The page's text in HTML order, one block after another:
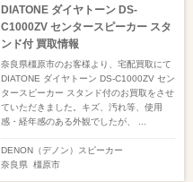
DIATONE ダイヤトーン DS-
C1000ZV センタースピーカー スタ
ンド付 買取情報
奈良県橿原市のお客様より、宅配買取にて
DIATONE ダイヤトーン DS-C1000ZV セン
タースピーカー スタンド付のお買取をさせ
ていただきました。キズ、汚れ等、使用
感・経年感のある外観でしたが、 ...
DENON（デノン） スピーカー
奈良県 橿原市